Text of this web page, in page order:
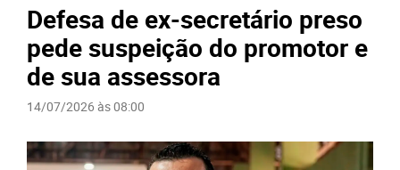
Defesa de ex-secretário preso
pede suspeição do promotor e
de sua assessora
14/07/2026 às 08:00